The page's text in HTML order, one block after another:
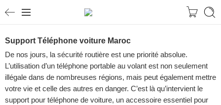
Support Téléphone voiture Maroc
De nos jours, la sécurité routière est une priorité absolue.
L’utilisation d’un téléphone portable au volant est non seulement
illégale dans de nombreuses régions, mais peut également mettre
votre vie et celle des autres en danger. C’est là qu’intervient le
support pour téléphone de voiture, un accessoire essentiel pour